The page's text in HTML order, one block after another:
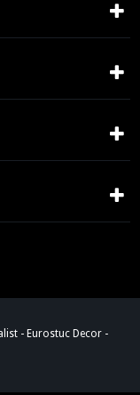
- Eurostuc Decor -